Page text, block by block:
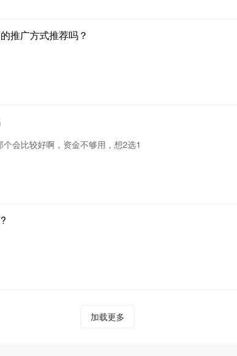
推广方式推荐吗？
会比较好啊，资金不够用，想2选1
加载更多